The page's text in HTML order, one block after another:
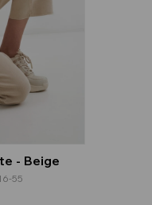
- Beige
55